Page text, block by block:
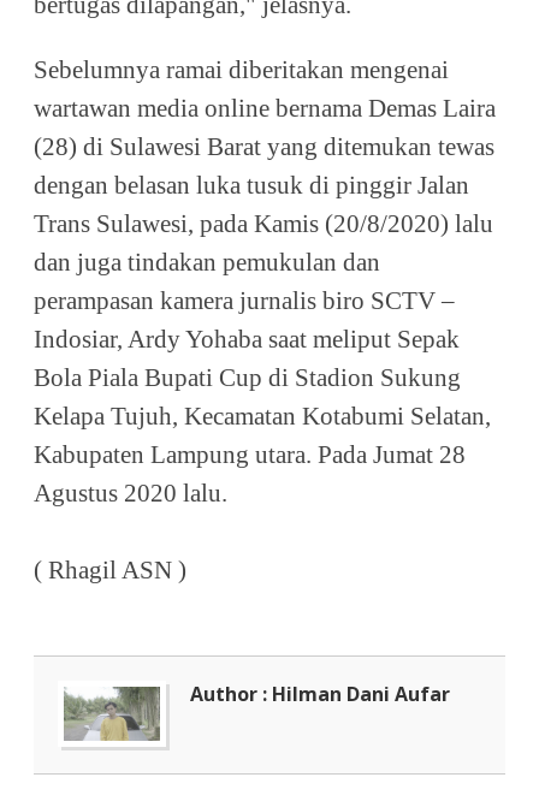
Sebelumnya ramai diberitakan mengenai
wartawan media online bernama Demas Laira
(28) di Sulawesi Barat yang ditemukan tewas
dengan belasan luka tusuk di pinggir Jalan
Trans Sulawesi, pada Kamis (20/8/2020) lalu
dan juga tindakan pemukulan dan
perampasan kamera jurnalis biro SCTV –
Indosiar, Ardy Yohaba saat meliput Sepak
Bola Piala Bupati Cup di Stadion Sukung
Kelapa Tujuh, Kecamatan Kotabumi Selatan,
Kabupaten Lampung utara. Pada Jumat 28
Agustus 2020 lalu.
( Rhagil ASN )
Author : Hilman Dani Aufar